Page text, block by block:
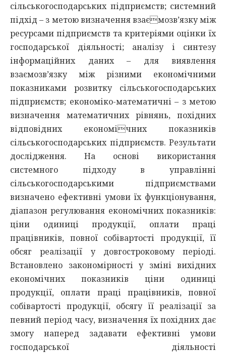
сільськогосподарських підприємств; системний
підхід – з метою визначення взаємозв’язку між
ресурсами підприємств та критеріями оцінки їх
господарської діяльності; аналізу і синтезу
інформаційних даних – для виявлення
взаємозв’язку між різними економічними
показниками розвитку сільськогосподарських
підприємств; економіко-математичні – з метою
визначення математичних рівнянь, похідних
відповідних економічних показників
сільськогосподарських підприємств. Результати
дослідження. На основі використання
системного підходу в управлінні
сільськогосподарськими підприємствами
визначено ефективні умови їх функціонування,
діапазон регулювання економічних показників:
ціни одиниці продукції, оплати праці
працівників, повної собівартості продукції, її
обсяг реалізації у довгостроковому періоді.
Встановлено закономірності у зміні вихідних
економічних показників ціни одиниці
продукції, оплати праці працівників, повної
собівартості продукції, обсягу її реалізації за
певний період часу, визначення їх похідних дає
змогу наперед задавати ефективні умови
господарської діяльності